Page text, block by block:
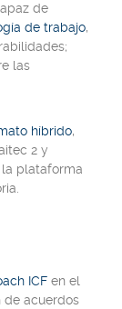
de
de trabajo,
las
híbrido,
2 y
plataforma
ICF en el
de acuerdos